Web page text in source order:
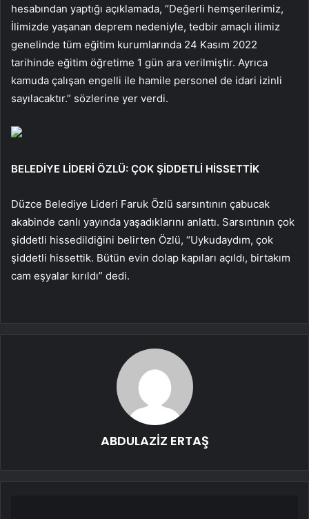
hesabından yaptığı açıklamada, “Değerli hemşerilerimiz,
İlimizde yaşanan deprem nedeniyle, tedbir amaçlı ilimiz
genelinde tüm eğitim kurumlarında 24 Kasım 2022
tarihinde eğitim öğretime 1 gün ara verilmiştir. Ayrıca
kamuda çalışan engelli ile hamile personel de idari izinli
sayılacaktır.” sözlerine yer verdi.
BELEDİYE LİDERİ ÖZLÜ: ÇOK ŞİDDETLİ HİSSETTİK
Düzce Belediye Lideri Faruk Özlü sarsıntının çabucak
akabinde canlı yayında yaşadıklarını anlattı. Sarsıntının çok
şiddetli hissedildiğini belirten Özlü, “Uykudaydım, çok
şiddetli hissettik. Bütün evin dolap kapıları açıldı, birtakım
cam eşyalar kırıldı” dedi.
ABDULAZİZ ERTAŞ